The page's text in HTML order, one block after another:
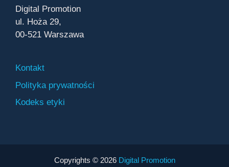
Digital Promotion
ul. Hoża 29,
00-521 Warszawa
Kontakt
Polityka prywatności
Kodeks etyki
Copyrights © 2026 Digital Promotion